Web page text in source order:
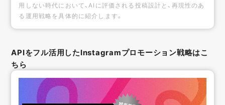
用しない時代において、AIに評価される投稿設計と、再現性のあ
る運用戦略を具体的に紹介します。
APIをフル活用したInstagramプロモーション戦略はこ
ちら